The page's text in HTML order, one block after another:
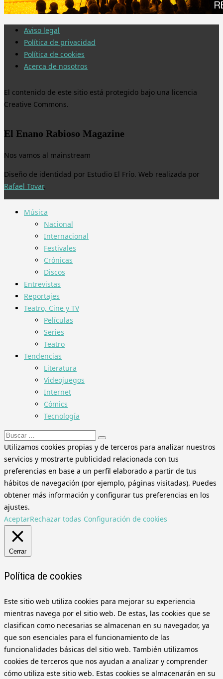
Aviso legal
Política de privacidad
Política de cookies
Acerca de nosotros
El contenido de este sitio está protegido bajo una licencia
Creative Commons.
El Enano Rabioso Magazine
Nos vamos al mainstream
Diseño de identidad por Estudio El Frío. Web realizada por
Rafael Tovar.
Música
Nacional
Internacional
Festivales
Crónicas
Discos
Entrevistas
Reportajes
Teatro, Cine y TV
Películas
Series
Teatro
Tendencias
Literatura
Videojuegos
Internet
Cómics
Tecnología
Buscar:
Utilizamos cookies propias y de terceros para analizar nuestros
servicios y mostrarte publicidad relacionada con tus
preferencias en base a un perfil elaborado a partir de tus
hábitos de navegación (por ejemplo, páginas visitadas). Puedes
obtener más información y configurar tus preferencias en los
ajustes.
AceptarRechazar todas Configuración de cookies
Cerrar
Política de cookies
Este sitio web utiliza cookies para mejorar su experiencia
mientras navega por el sitio web. De estas, las cookies que se
clasifican como necesarias se almacenan en su navegador, ya
que son esenciales para el funcionamiento de las
funcionalidades básicas del sitio web. También utilizamos
cookies de terceros que nos ayudan a analizar y comprender
cómo utiliza este sitio web. Estas cookies se almacenarán en su